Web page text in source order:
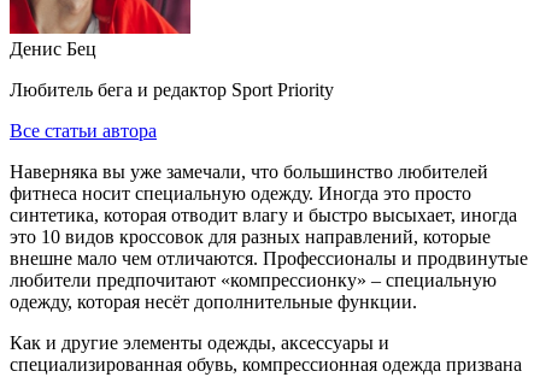
Денис Бец
Любитель бега и редактор Sport Priority
Все статьи автора
Наверняка вы уже замечали, что большинство любителей
фитнеса носит специальную одежду. Иногда это просто
синтетика, которая отводит влагу и быстро высыхает, иногда
это 10 видов кроссовок для разных направлений, которые
внешне мало чем отличаются. Профессионалы и продвинутые
любители предпочитают «компрессионку» – специальную
одежду, которая несёт дополнительные функции.
Как и другие элементы одежды, аксессуары и
специализированная обувь, компрессионная одежда призвана